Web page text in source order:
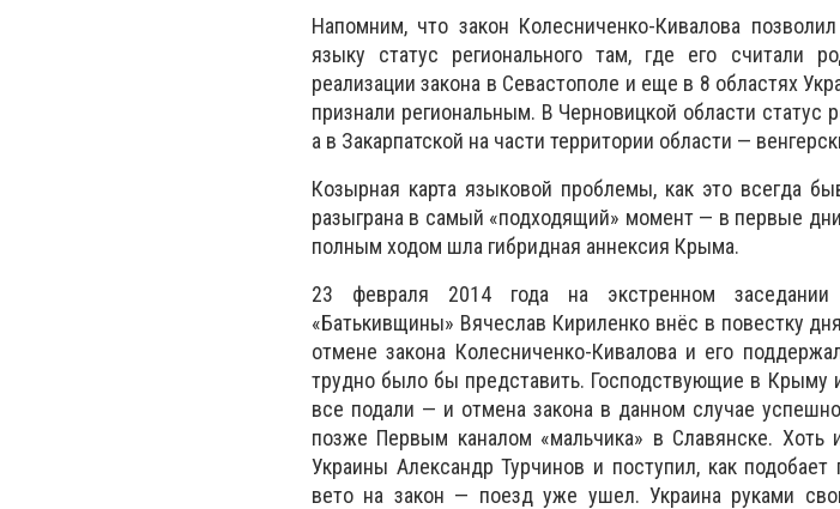
Напомним, что закон Колесниченко-Кивалова
языку статус регионального там, где его считали
реализации закона в Севастополе и еще в 8 областях
признали региональным. В Черновицкой области статус
а в Закарпатской на части территории области —
Козырная карта языковой проблемы, как это всегда
разыграна в самый «подходящий» момент — в первые
полным ходом шла гибридная аннексия Крыма.
23 февраля 2014 года на экстренном
«Батькивщины» Вячеслав Кириленко внёс в повестку
отмене закона Колесниченко-Кивалова и его
трудно было бы представить. Господствующие в
все подали — и отмена закона в данном случае
позже Первым каналом «мальчика» в Славянске. Хоть
Украины Александр Турчинов и поступил, как
вето на закон — поезд уже ушел. Украина руками